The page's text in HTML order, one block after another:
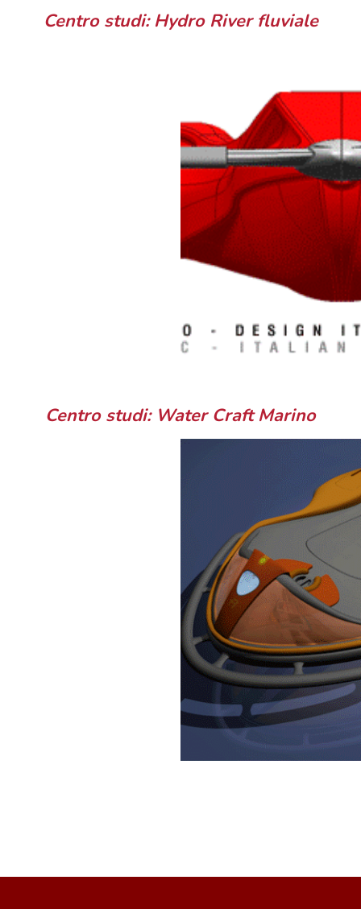
Centro studi: Hydro River fluviale
Centro studi: Water Craft Marino